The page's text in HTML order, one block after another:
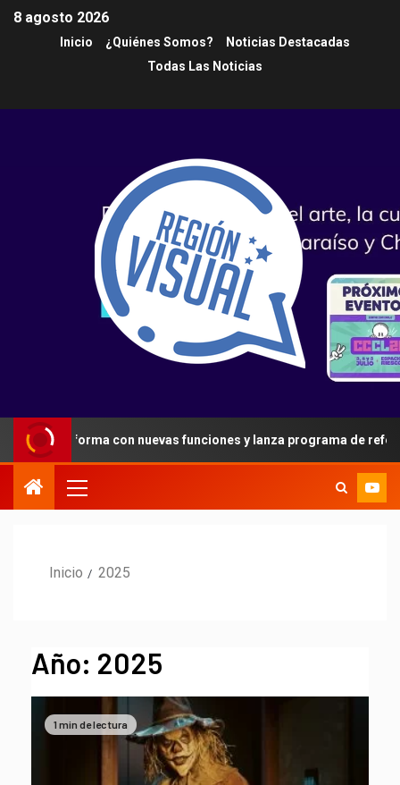
8 agosto 2026
Inicio ¿Quiénes Somos?
Noticias Destacadas
Todas Las Noticias
con nuevas funciones y lanza programa de referidos para
Inicio 2025
Año: 2025
1 min de lectura